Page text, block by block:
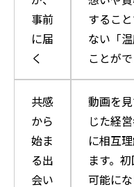
事前
に届
く
するこ
ない「
ことがで
共感
から
始ま
る出
会い
動画を
じた経
に相互
ます。
可能にな